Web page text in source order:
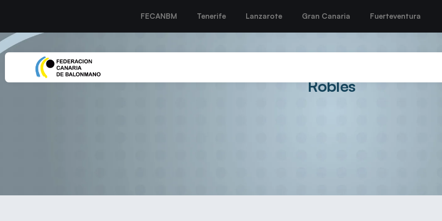
FECANBM Tenerife Lanzarote Gran Canaria Fuerteventura
El Balonmano Lanzarote Ciudad de Arrecife refuerza el
Robles